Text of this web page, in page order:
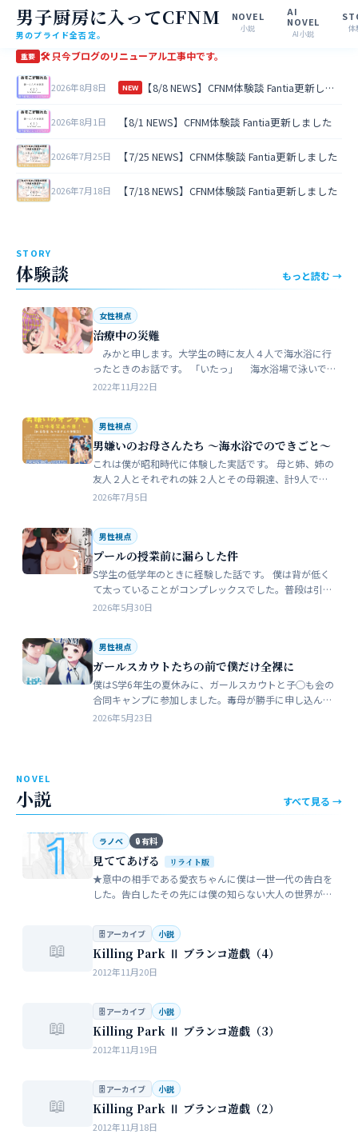
男子厨房に入ってCFNM
男のプライド全否定。
NOVEL
小説
AI
NOVEL
AI小説 体
重要 🛠 只今ブログのリニューアル工事中です。
2026年8月8日 NEW 【8/8 NEWS】CFNM体験談 Fantia更新しました
2026年8月1日 【8/1 NEWS】CFNM体験談 Fantia更新しました
2026年7月25日 【7/25 NEWS】CFNM体験談 Fantia更新しました
2026年7月18日 【7/18 NEWS】CFNM体験談 Fantia更新しました
STORY
体験談 もっと読む →
女性視点
治療中の災難
みかと申します。大学生の時に友人４人で海水浴に行
ったときのお話です。 「いたっ」 海水浴場で泳いで
いたら、友人のしいなが空瓶で足を切っちゃったんで
2022年11月22日
男性視点
男嫌いのお母さんたち 〜海水浴でのできごと〜
これは僕が昭和時代に体験した実話です。 母と姉、姉の
友人２人とそれぞれの妹２人とその母親達、計9人で海
水浴に行きました。当時、僕はS学５年生で姉の美香はC
2026年7月5日
男性視点
プールの授業前に漏らした件
S学生の低学年のときに経験した話です。 僕は背が低く
て太っていることがコンプレックスでした。普段は引っ
込み思案で大人しい性格をしています。 ただ何でもよく
2026年5月30日
男性視点
ガールスカウトたちの前で僕だけ全裸に
僕はS学6年生の夏休みに、ガールスカウトと子◯も会の
合同キャンプに参加しました。毒母が勝手に申し込んだ
強制的なイベントでした。まったく乗り気がしません。
2026年5月23日
NOVEL
小説 すべて見る →
ラノベ 🔒 有料
見ててあげる リライト版
★意中の相手である愛衣ちゃんに僕は一世一代の告白を
した。告白したその先には僕の知らない大人の世界が待
る常識。。。…
📖
🗄 アーカイブ 小説
Killing Park Ⅱ ブランコ遊戯（4）
2012年11月20日
📖
🗄 アーカイブ 小説
Killing Park Ⅱ ブランコ遊戯（3）
2012年11月19日
📖
🗄 アーカイブ 小説
Killing Park Ⅱ ブランコ遊戯（2）
2012年11月18日